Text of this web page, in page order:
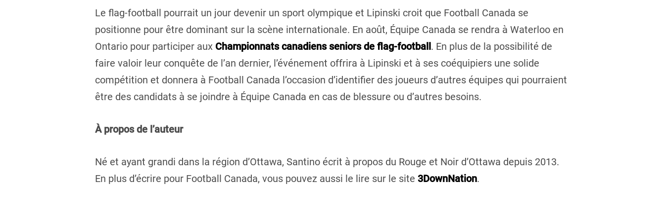
Le flag-football pourrait un jour devenir un sport olympique et Lipinski croit que Football Canada se
positionne pour être dominant sur la scène internationale. En août, Équipe Canada se rendra à Waterloo en
Ontario pour participer aux Championnats canadiens seniors de flag-football. En plus de la possibilité de
faire valoir leur conquête de l’an dernier, l’événement offrira à Lipinski et à ses coéquipiers une solide
compétition et donnera à Football Canada l’occasion d’identifier des joueurs d’autres équipes qui pourraient
être des candidats à se joindre à Équipe Canada en cas de blessure ou d’autres besoins.
À propos de l’auteur
Né et ayant grandi dans la région d’Ottawa, Santino écrit à propos du Rouge et Noir d’Ottawa depuis 2013.
En plus d’écrire pour Football Canada, vous pouvez aussi le lire sur le site 3DownNation.